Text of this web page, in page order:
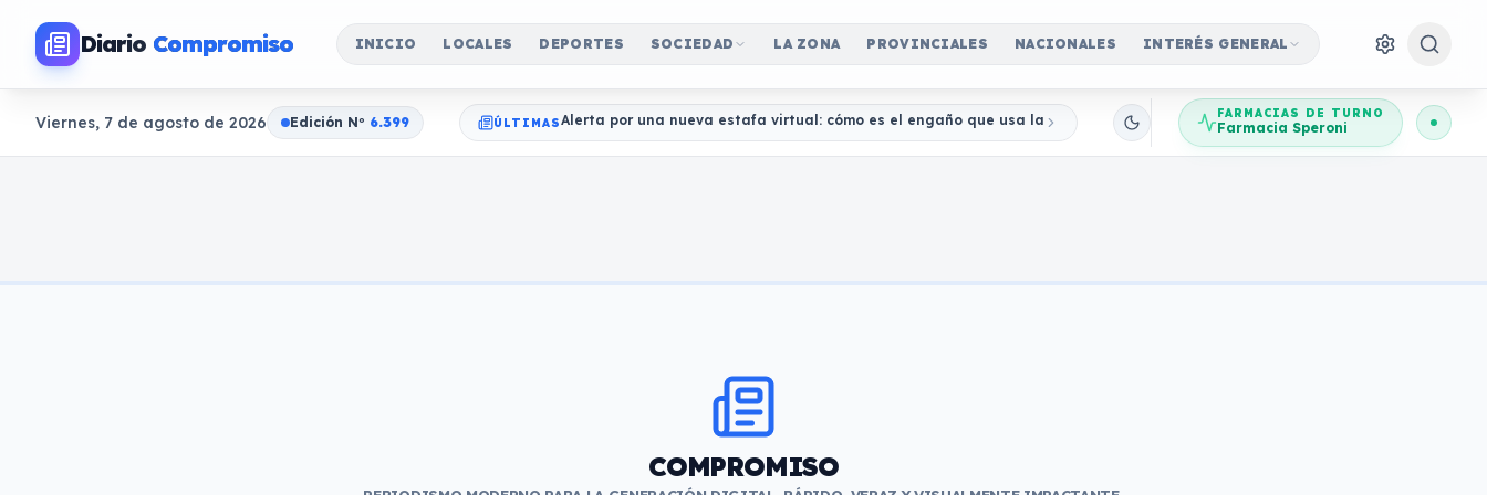
Diario Compromiso INICIO LOCALES DEPORTES SOCIEDAD LA ZONA PROVINCIALES NACIONALES INTERÉS GENERAL
Viernes, 7 de agosto de 2026 Edición No 6.399 ÚLTIMASAlerta por una nueva estafa virtual: cómo es el engaño que usa la imagen del Banco Central para robar ahorros
FARMACIAS DE TURNO
Farmacia Speroni
COMPROMISO